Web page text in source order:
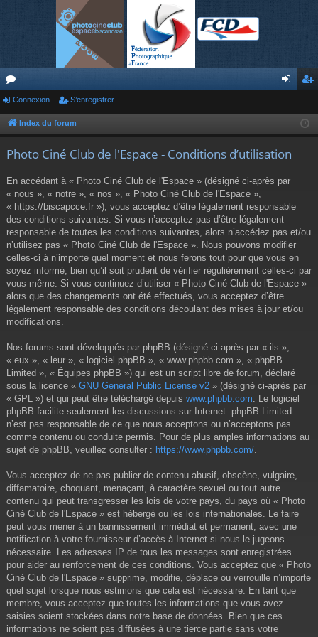
or
u nr
Connexion S’enregistrer
Index du forum
Photo Ciné Club de l'Espace - Conditions d’utilisation
En accédant à « Photo Ciné Club de l'Espace » (désigné ci-après par
« nous », « notre », « nos », « Photo Ciné Club de l'Espace »,
« https://biscapcce.fr »), vous acceptez d’être légalement responsable
des conditions suivantes. Si vous n’acceptez pas d’être légalement
responsable de toutes les conditions suivantes, alors n’accédez pas et/ou
n’utilisez pas « Photo Ciné Club de l'Espace ». Nous pouvons modifier
celles-ci à n’importe quel moment et nous ferons tout pour que vous en
soyez informé, bien qu’il soit prudent de vérifier régulièrement celles-ci par
vous-même. Si vous continuez d’utiliser « Photo Ciné Club de l'Espace »
alors que des changements ont été effectués, vous acceptez d’être
légalement responsable des conditions découlant des mises à jour et/ou
modifications.
Nos forums sont développés par phpBB (désigné ci-après par « ils »,
« eux », « leur », « logiciel phpBB », « www.phpbb.com », « phpBB
Limited », « Équipes phpBB ») qui est un script libre de forum, déclaré
sous la licence « GNU General Public License v2 » (désigné ci-après par
« GPL ») et qui peut être téléchargé depuis www.phpbb.com . Le logiciel
phpBB facilite seulement les discussions sur Internet. phpBB Limited
n’est pas responsable de ce que nous acceptons ou n’acceptons pas
comme contenu ou conduite permis. Pour de plus amples informations au
sujet de phpBB, veuillez consulter : https://www.phpbb.com/
Vous acceptez de ne pas publier de contenu abusif, obscène, vulgaire,
diffamatoire, choquant, menaçant, à caractère sexuel ou tout autre
contenu qui peut transgresser les lois de votre pays, du pays où « Photo
Ciné Club de l'Espace » est hébergé ou les lois internationales. Le faire
peut vous mener à un bannissement immédiat et permanent, avec une
notification à votre fournisseur d’accès à Internet si nous le jugeons
nécessaire. Les adresses IP de tous les messages sont enregistrées
pour aider au renforcement de ces conditions. Vous acceptez que « Photo
Ciné Club de l'Espace » supprime, modifie, déplace ou verrouille n’importe
quel sujet lorsque nous estimons que cela est nécessaire. En tant que
membre, vous acceptez que toutes les informations que vous avez
saisies soient stockées dans notre base de données. Bien que ces
informations ne soient pas diffusées à une tierce partie sans votre